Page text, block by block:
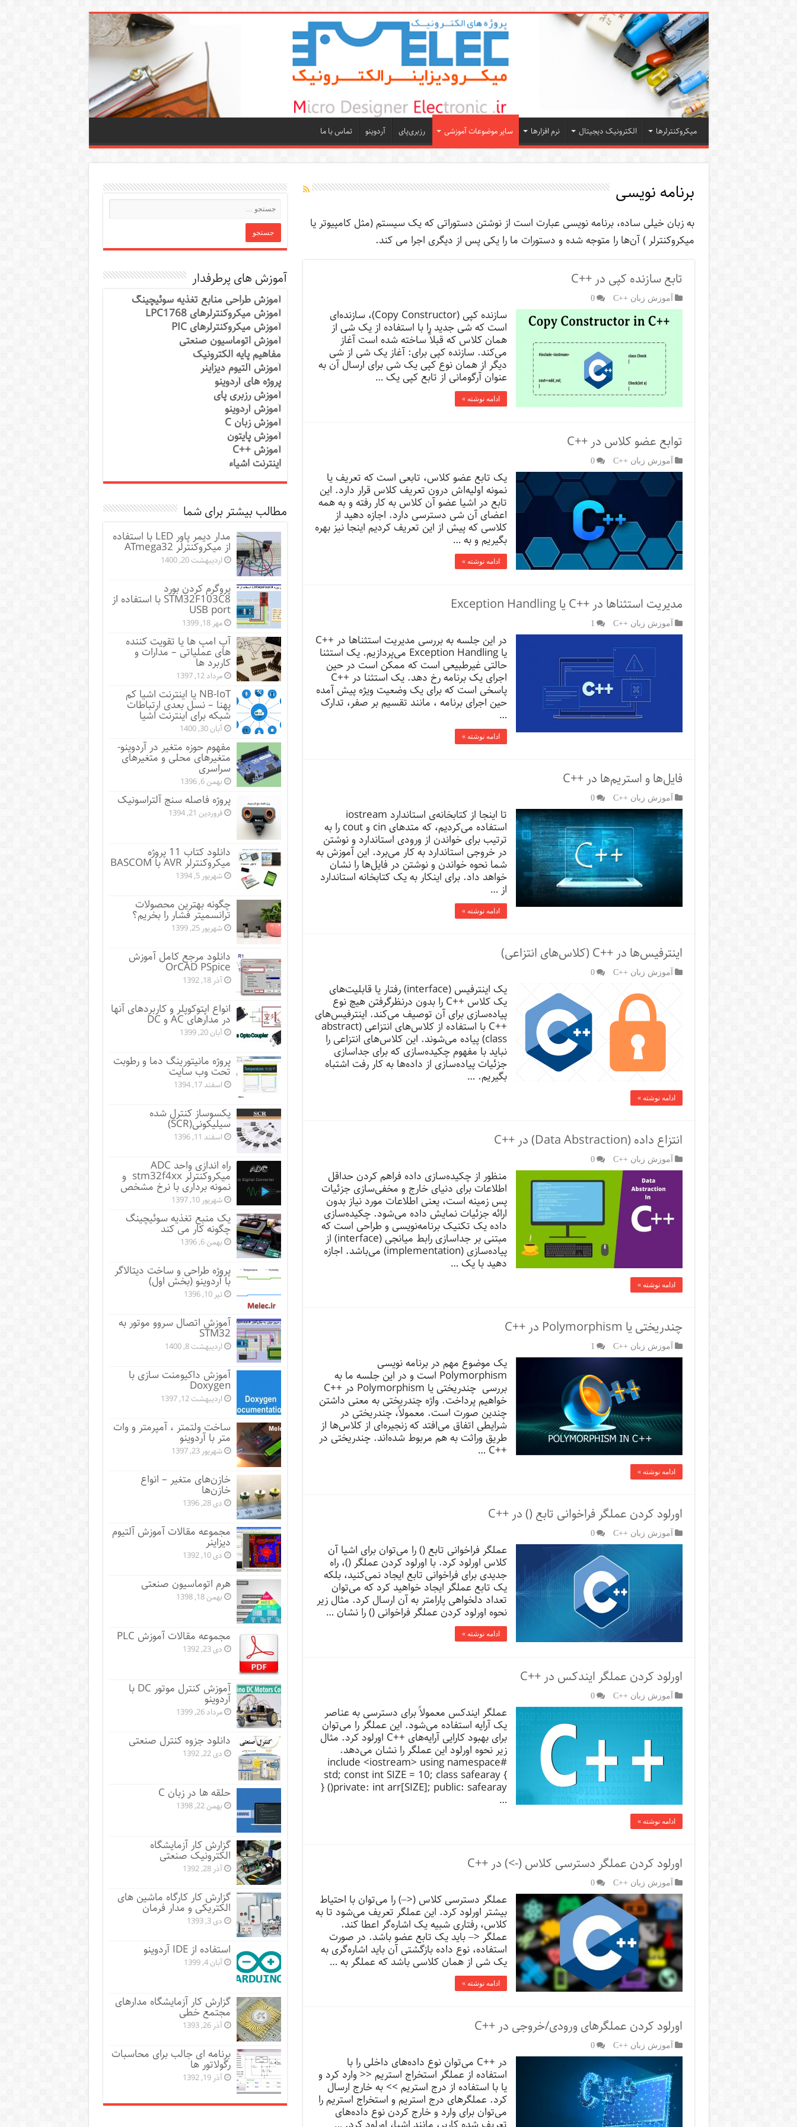
میکروکنترلرها الکترونیک دیجیتال نرم افزارها سایر موضوعات آموزشی رزبری‌پای آردوینو تماس با ما
برنامه نویسی
به زبان خیلی ساده،‌ برنامه نویسی عبارت است از نوشتن دستوراتی که یک سیستم (مثل کامپیوتر یا
میکروکنترلر ) آن‌ها را متوجه شده و دستورات ما را یکی پس از دیگری اجرا می کند.
تابع سازنده کپی در ++C
آموزش زبان ++C 0
سازنده کپی (Copy Constructor)، سازنده‌ای
است که شی جدید را با استفاده از یک شی از
همان کلاس که قبلاً ساخته شده است آغاز
می‌کند. سازنده کپی برای: آغاز یک شی از شی
دیگر از همان نوع کپی یک شی برای ارسال آن به
عنوان آرگومانی از تابع کپی یک …
ادامه نوشته »
توابع عضو کلاس در ++C
آموزش زبان ++C 0
یک تابع عضو کلاس، تابعی است که تعریف یا
نمونه اولیه‌اش درون تعریف کلاس قرار دارد. این
تابع در اشیا عضو آن کلاس به کار رفته و به همه
اعضای آن شی دسترسی دارد. اجازه دهید از
کلاسی که پیش از این تعریف کردیم اینجا نیز بهره
بگیریم و به …
ادامه نوشته »
مدیریت استثناها در ++C یا Exception Handling
آموزش زبان ++C 1
در این جلسه به بررسی مدیریت استثناها در ++C
یا Exception Handling می‌پردازیم. یک استثنا
حالتی غیرطبیعی است که ممکن است در حین
اجرای یک برنامه رخ دهد. یک استثنا در ++C
پاسخی است که برای یک وضعیت ویژه پیش آمده
حین اجرای برنامه ، مانند تقسیم بر صفر، تدارک
…
ادامه نوشته »
فایل‌ها و استریم‌ها در ++C
آموزش زبان ++C 0
تا اینجا از کتابخانه‌ی استاندارد iostream
استفاده می‌کردیم، که متدهای cin و cout را به
ترتیب برای خواندن از ورودی استاندارد و نوشتن
در خروجی استاندارد به کار می‌برد. این آموزش به
شما نحوه خواندن و نوشتن در فایل‌ها را نشان
خواهد داد. برای اینکار به یک کتابخانه استاندارد
از …
ادامه نوشته »
اینترفیس‌ها در ++C (کلاس‌های انتزاعی)
آموزش زبان ++C 0
یک اینترفیس (interface) رفتار یا قابلیت‌های
یک کلاس ++C را بدون درنظرگرفتن هیچ نوع
پیاده‌سازی برای آن توصیف می‌کند. اینترفیس‌های
++C با استفاده از کلاس‌های انتزاعی (abstract
class) پیاده می‌شوند. این کلاس‌های انتزاعی را
نباید با مفهوم ‌چکیده‌سازی که برای جداسازی
جزئیات پیاده‌سازی از داده‌ها به کار رفت اشتباه
بگیریم. …
ادامه نوشته »
انتزاع داده (Data Abstraction) در ++C
آموزش زبان ++C 0
منظور از چکیده‌سازی داده فراهم کردن حداقل
اطلاعات برای دنیای خارج و مخفی‌سازی جزئیات
پس زمینه است، یعنی اطلاعات مورد نیاز بدون
ارائه جزئیات نمایش داده می‌شود. چکیده‌سازی
داده یک تکنیک برنامه‌نویسی و طراحی است که
مبتنی بر جداسازی رابط میانجی (interface) از
پیاده‌سازی (implementation) می‌باشد. اجازه
دهید با یک …
ادامه نوشته »
چندریختی یا Polymorphism در ++C
آموزش زبان ++C 1
یک موضوع مهم در برنامه نویسی
Polymorphism است و در این جلسه ما به
بررسی چندریختی یا Polymorphism در ++C
خواهیم پرداخت. واژه چندریختی به معنی داشتن
چندین صورت است. معمولاً، چندریختی در
شرایطی اتفاق می‌افتد که زنجیره‌ای از کلاس‌ها از
طریق وراثت به هم مربوط شده‌اند. چندریختی در
++C …
ادامه نوشته »
اورلود کردن عملگر فراخوانی تابع () در ++C
آموزش زبان ++C 0
عملگر فراخوانی تابع () را می‌توان برای اشیا آن
کلاس اورلود کرد. با اورلود کردن عملگر ()، راه
جدیدی برای فراخوانی تابع ایجاد نمی‌کنید، بلکه
یک تابع عملگر ایجاد خواهید کرد که می‌توان
تعداد دلخواهی پارامتر به آن ارسال کرد. مثال زیر
نحوه اورلود کردن عملگر فراخوانی () را نشان …
ادامه نوشته »
اورلود کردن عملگر ایندکس در ++C
آموزش زبان ++C 0
عملگر ایندکس معمولاً برای دسترسی به عناصر
یک آرایه استفاده می‌شود. این عملگر را می‌توان
برای بهبود کارایی آرایه‌های ++C اورلود کرد. مثال
زیر نحوه اورلود این عملگر را نشان می‌دهد.
#include <iostream> using namespace
std; const int SIZE = 10; class safearay {
private: int arr[SIZE]; public: safearay() {
…
ادامه نوشته »
اورلود کردن عملگر دسترسی کلاس (->) در ++C
آموزش زبان ++C 0
عملگر دسترسی کلاس (<‒­­) را می‌توان با احتیاط
بیشتر اورلود کرد. این عملگر تعریف می‌شود تا به
کلاس، رفتاری شبیه یک اشاره‌گر اعطا کند.
عملگر <‒ باید یک تابع عضو باشد. در صورت
استفاده، نوع داده بازگشتی آن باید اشاره‌گری به
یک شی از همان کلاسی باشد که عملگر به …
ادامه نوشته »
اورلود کردن عملگرهای ورودی/خروجی در ++C
آموزش زبان ++C 0
در ++C می‌توان نوع داده‌های داخلی را با
استفاده از عملگر استخراج استریم << وارد کرد و
یا با استفاده از درج استریم >> به خارج ارسال
کرد. عملگرهای درج استریم و استخراج استریم را
می‌توان برای وارد و خارج کردن نوع داده‌های
آموزش های پرطرفدار
آموزش طراحی منابع تغذیه سوئیچینگ
آموزش میکروکنترلرهای LPC1768
آموزش میکروکنترلرهای PIC
آموزش اتوماسیون صنعتی
مفاهیم پایه الکترونیک
آموزش آلتیوم دیزاینر
پروژه های آردوینو
آموزش رزبری پای
آموزش آردوینو
آموزش زبان C
آموزش پایتون
آموزش ++C
اینترنت اشیاء
مطالب بیشتر برای شما
مدار دیمر پاور LED با استفاده
از میکروکنترلر ATmega32
اردیبهشت 20, 1400
پروگرم کردن بورد
STM32F103C8 با استفاده از
USB port
مهر 18, 1399
آپ امپ ها یا تقویت کننده
های عملیاتی – مدارات و
کاربرد ها
مرداد 12, 1397
NB-IoT یا اینترنت اشیا کم
پهنا – نسل بعدی ارتباطات
شبکه برای اینترنت اشیا
آبان 30, 1400
مفهوم حوزه متغیر در آردوینو-
متغیرهای محلی و متغیرهای
سراسری
بهمن 6, 1396
پروژه فاصله سنج آلتراسونیک
فروردین 21, 1394
دانلود کتاب 11 پروژه
میکروکنترلر AVR با BASCOM
شهریور 5, 1394
چگونه بهترین محصولات
ترانسمیتر فشار را بخریم؟
شهریور 25, 1399
دانلود مرجع کامل آموزش
OrCAD PSpice
آذر 18, 1392
انواع اپتوکوپلر و کاربردهای آنها
در مدارهای AC و DC
آبان 20, 1399
پروژه مانيتورينگ دما و رطوبت
تحت وب سایت
اسفند 17, 1394
یکسوساز کنترل شده
سیلیکونی(SCR)
اسفند 11, 1396
راه اندازی واحد ADC
میکروکنترلر stm32f4xx و
نمونه برداری با نرخ مشخص
شهریور 10, 1397
یک منبع تغذیه سوئیچینگ
چگونه کار می کند
بهمن 6, 1396
پروژه طراحی و ساخت دیتالاگر
با آردوینو (بخش اول)
تیر 10, 1396
آموزش اتصال سروو موتور به
STM32
اردیبهشت 8, 1400
آموزش داکیومنت سازی با
Doxygen
اردیبهشت 12, 1397
ساخت ولتمتر ، آمپرمتر و وات
متر با آردوینو
شهریور 23, 1397
خازن‌های متغیر – انواع
خازن‌ها
دی 28, 1396
مجموعه مقالات آموزش آلتیوم
دیزاینر
دی 10, 1392
هرم اتوماسیون صنعتی
بهمن 18, 1398
مجموعه مقالات آموزش PLC
دی 23, 1392
آموزش کنترل موتور DC با
آردوینو
مرداد 26, 1399
دانلود جزوه کنترل صنعتی
دی 22, 1392
حلقه ها در زبان C
بهمن 22, 1398
گزارش کار آزمایشگاه
الکترونیک صنعتی
آذر 28, 1392
گزارش کار کارگاه ماشین های
الکتریکی و مدار فرمان
دی 3, 1393
استفاده از IDE آردوینو
آبان 4, 1399
گزارش کار آزمایشگاه مدارهای
مجتمع خطی
آذر 26, 1393
برنامه ای جالب برای محاسبات
رگولاتور ها
آذر 19, 1392